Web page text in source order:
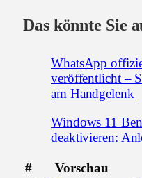
Das könnte Sie
WhatsApp
veröffentlicht –
am Handgelenk
Windows 11
deaktivieren:
# Vorschau